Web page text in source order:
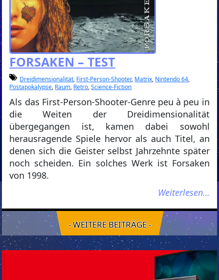
FORSAKEN – TEST
Dreidimensionalität, First-Person-Shooter, Matrix, Nintendo 64,
Postapokalypse, Raum, Retro,Science-Fiction
Als das First-Person-Shooter-Genre peu à peu in
die Weiten der Dreidimensionalität
übergegangen ist, kamen dabei sowohl
herausragende Spiele hervor als auch Titel, an
denen sich die Geister selbst Jahrzehnte später
noch scheiden. Ein solches Werk ist Forsaken
von 1998.
Weiterlesen…
- WEITERE BEITRÄGE -